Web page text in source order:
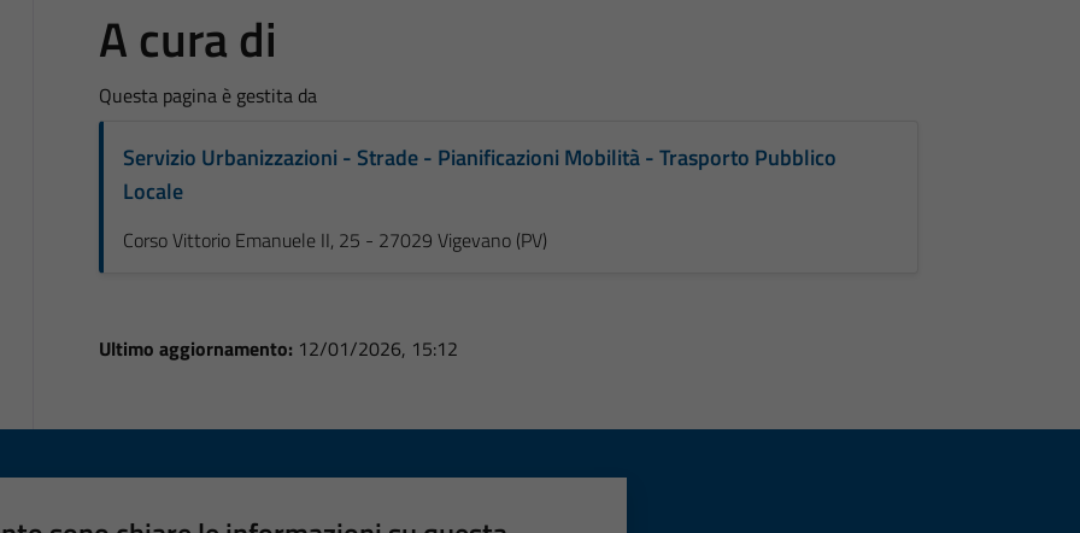
A cura di
Questa pagina è gestita da
Servizio Urbanizzazioni - Strade - Pianificazioni Mobilità - Trasporto Pubblico
Locale
Corso Vittorio Emanuele II, 25 - 27029 Vigevano (PV)
Ultimo aggiornamento: 12/01/2026, 15:12